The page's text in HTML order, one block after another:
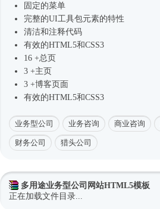
固定的菜单
完整的UI工具包元素的特性
清洁和注释代码
有效的HTML5和CSS3
16 +总页
3 +主页
3 +博客页面
有效的HTML5和CSS3
业务型公司 业务咨询 商业咨询
财务公司 猎头公司
多用途业务型公司网站HTML5模板
正在加载文件目录...